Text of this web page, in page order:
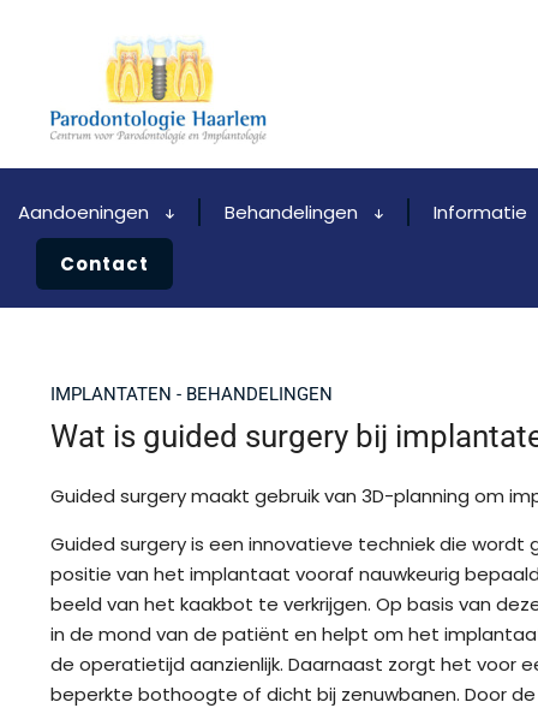
Aandoeningen Behandelingen Informatie
Contact
IMPLANTATEN - BEHANDELINGEN
Wat is guided surgery bij
Guided surgery maakt gebruik van 3D-planning om
Guided surgery is een innovatieve techniek die
positie van het implantaat vooraf nauwkeurig
beeld van het kaakbot te verkrijgen. Op basis van
in de mond van de patiënt en helpt om het
de operatietijd aanzienlijk. Daarnaast zorgt het voor
beperkte bothoogte of dicht bij zenuwbanen. Door